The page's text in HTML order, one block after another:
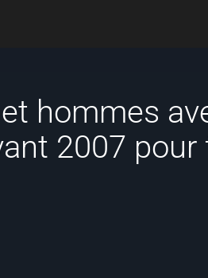
hommes
2007